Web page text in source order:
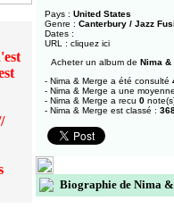
Pays : United States
Genre : Canterbury / Jazz
Dates :
URL : cliquez ici
Acheter un album de Nima &
- Nima & Merge a été consulté
- Nima & Merge a une
- Nima & Merge a recu 0
- Nima & Merge est classé :
Biographie de Nima